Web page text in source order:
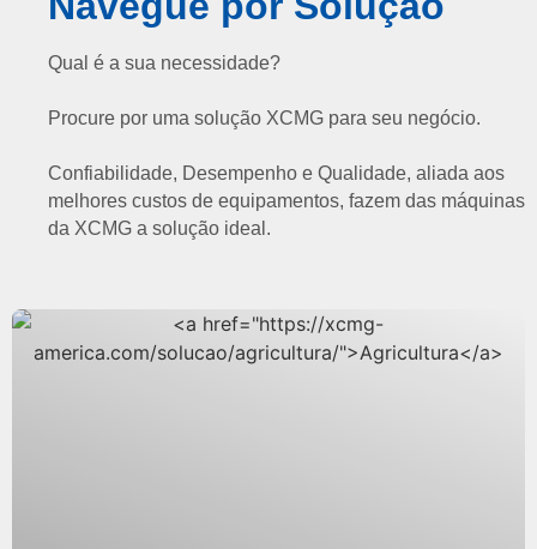
Qual é a sua necessidade?
Procure por uma solução XCMG para seu negócio.
Confiabilidade, Desempenho e Qualidade, aliada aos
melhores custos de equipamentos, fazem das máquinas
da XCMG a solução ideal.